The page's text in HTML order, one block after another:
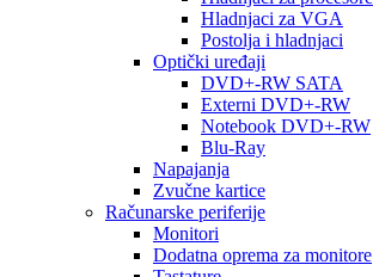
Hladnjaci za VGA
Postolja i hladnjaci
Optički uređaji
DVD+-RW SATA
Externi DVD+-RW
Notebook DVD+-RW
Blu-Ray
Napajanja
Zvučne kartice
Računarske periferije
Monitori
Dodatna oprema za monitore